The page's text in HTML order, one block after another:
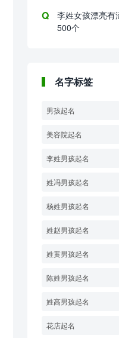
李姓女孩漂亮有
500个
名字标签
男孩起名
美容院起名
李姓男孩起名
姓冯男孩起名
杨姓男孩起名
姓赵男孩起名
姓黄男孩起名
陈姓男孩起名
姓高男孩起名
花店起名